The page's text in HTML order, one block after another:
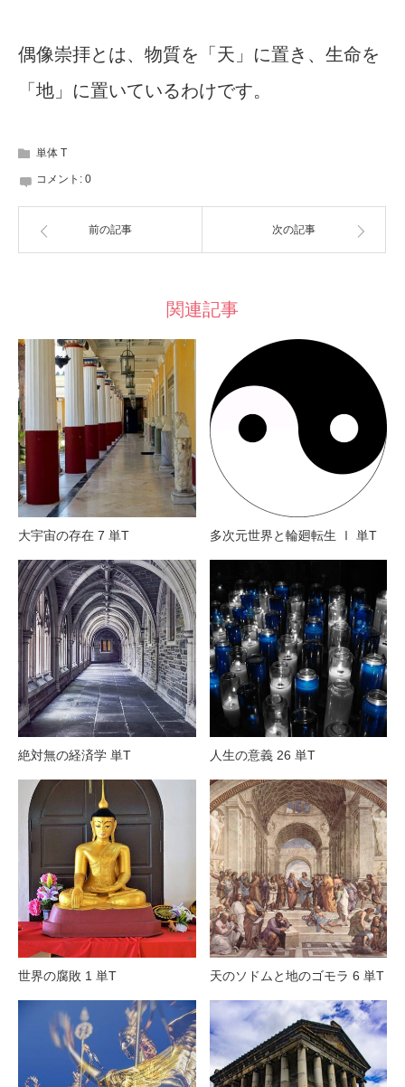
偶像崇拝とは、物質を「天」に置き、生命を
「地」に置いているわけです。
単体 T
コメント: 0
前の記事 次の記事
関連記事
大宇宙の存在 7 単T 多次元世界と輪廻転生 Ⅰ 単T
絶対無の経済学 単T 人生の意義 26 単T
世界の腐敗 1 単T 天のソドムと地のゴモラ 6 単T